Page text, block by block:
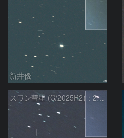
新井優
スワン彗星 (C/2025R2)：2026/01/20